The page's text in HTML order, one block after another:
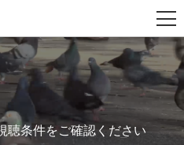
聴条件をご確認ください